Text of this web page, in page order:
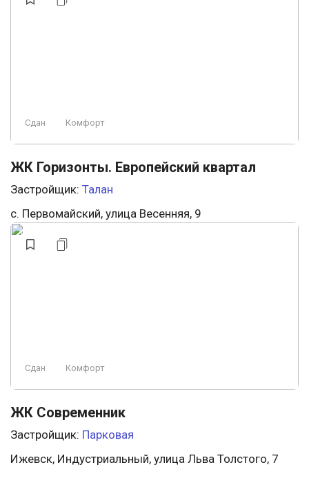
Сдан Комфорт
ЖК Горизонты. Европейский квартал
Застройщик: Талан
с. Первомайский, улица Весенняя, 9
Сдан Комфорт
ЖК Современник
Застройщик: Парковая
Ижевск, Индустриальный, улица Льва Толстого, 7